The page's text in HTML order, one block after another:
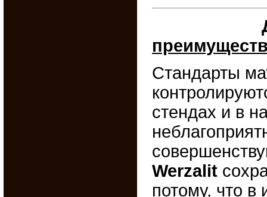
Стандарты
стендах и в
Werzalit
потому, что в